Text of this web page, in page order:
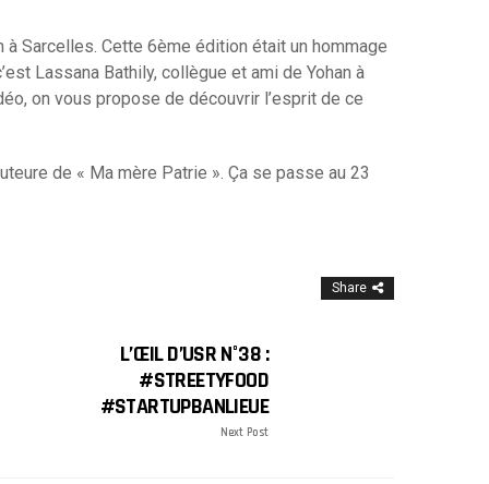
Sarcelles. Cette 6ème édition était un hommage
Lassana Bathily, collègue et ami de Yohan à
on vous propose de découvrir l’esprit de ce
de « Ma mère Patrie ». Ça se passe au 23
Share
L’ŒIL D’USR N°38 :
#STREETYFOOD
#STARTUPBANLIEUE
Next Post